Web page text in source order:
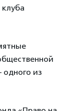
одного из